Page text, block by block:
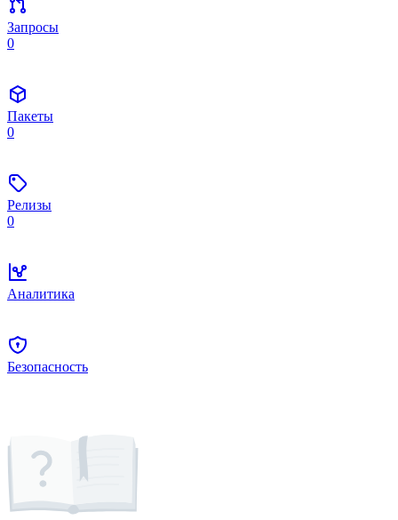
Запросы
0
Пакеты
0
Релизы
0
Аналитика
Безопасность